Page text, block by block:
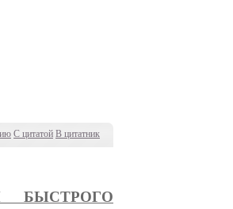
С цитатой В цитатник
БЫСТРОГО